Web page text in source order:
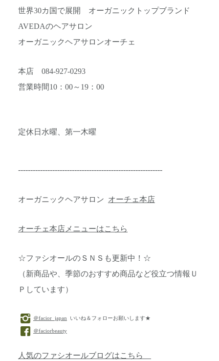
世界30カ国で展開 オーガニックトップブランド
AVEDAのヘアサロン
オーガニックヘアサロンオーチェ
本店 084-927-0293
営業時間10：00～19：00
定休日水曜、第一木曜
-----------------------------------------------------------
オーガニックヘアサロン オーチェ本店
オーチェ本店メニューはこちら
☆ファシオールのＳＮＳも更新中！☆
（新商品や、季節のおすすめ商品など役立つ情報Ｕ
Ｐしています）
＠facior_japan いいね＆フォローお願いします★
＠faciorbeauty
人気のファシオールブログはこちら